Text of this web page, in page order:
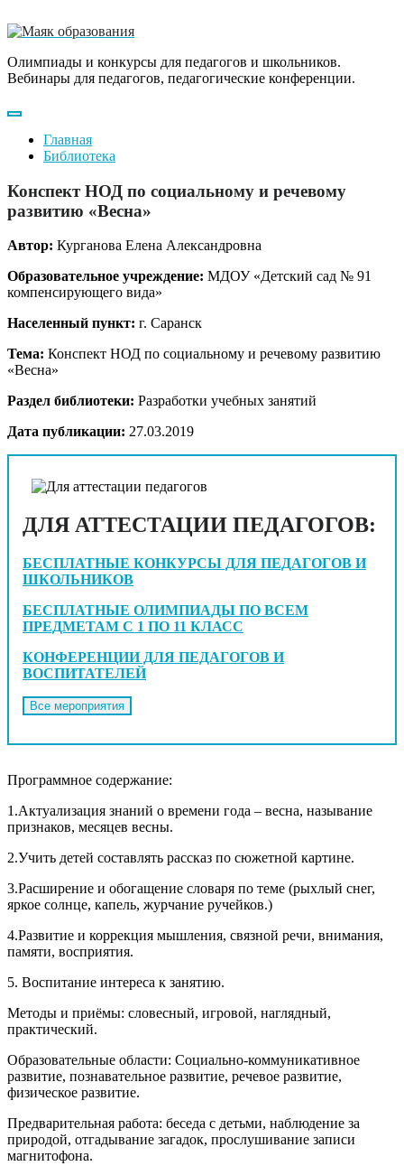
Олимпиады и конкурсы для педагогов и школьников.
Вебинары для педагогов, педагогические конференции.
Главная
Библиотека
Конспект НОД по социальному и речевому
развитию «Весна»
Автор: Курганова Елена Александровна
Образовательное учреждение: МДОУ «Детский сад № 91
компенсирующего вида»
Населенный пункт: г. Саранск
Тема: Конспект НОД по социальному и речевому развитию
«Весна»
Раздел библиотеки: Разработки учебных занятий
Дата публикации: 27.03.2019
ДЛЯ АТТЕСТАЦИИ ПЕДАГОГОВ:
БЕСПЛАТНЫЕ КОНКУРСЫ ДЛЯ ПЕДАГОГОВ И
ШКОЛЬНИКОВ
БЕСПЛАТНЫЕ ОЛИМПИАДЫ ПО ВСЕМ
ПРЕДМЕТАМ С 1 ПО 11 КЛАСС
КОНФЕРЕНЦИИ ДЛЯ ПЕДАГОГОВ И
ВОСПИТАТЕЛЕЙ
Программное содержание:
1.Актуализация знаний о времени года – весна, называние
признаков, месяцев весны.
2.Учить детей составлять рассказ по сюжетной картине.
3.Расширение и обогащение словаря по теме (рыхлый снег,
яркое солнце, капель, журчание ручейков.)
4.Развитие и коррекция мышления, связной речи, внимания,
памяти, восприятия.
5. Воспитание интереса к занятию.
Методы и приёмы: словесный, игровой, наглядный,
практический.
Образовательные области: Социально-коммуникативное
развитие, познавательное развитие, речевое развитие,
физическое развитие.
Предварительная работа: беседа с детьми, наблюдение за
природой, отгадывание загадок, прослушивание записи
магнитофона.